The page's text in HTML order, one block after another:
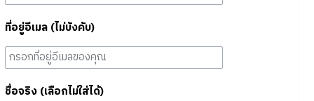
ที่อยู่อีเมล (ไม่บังคับ)
ชื่อจริง (เลือกไม่ใส่ได้)